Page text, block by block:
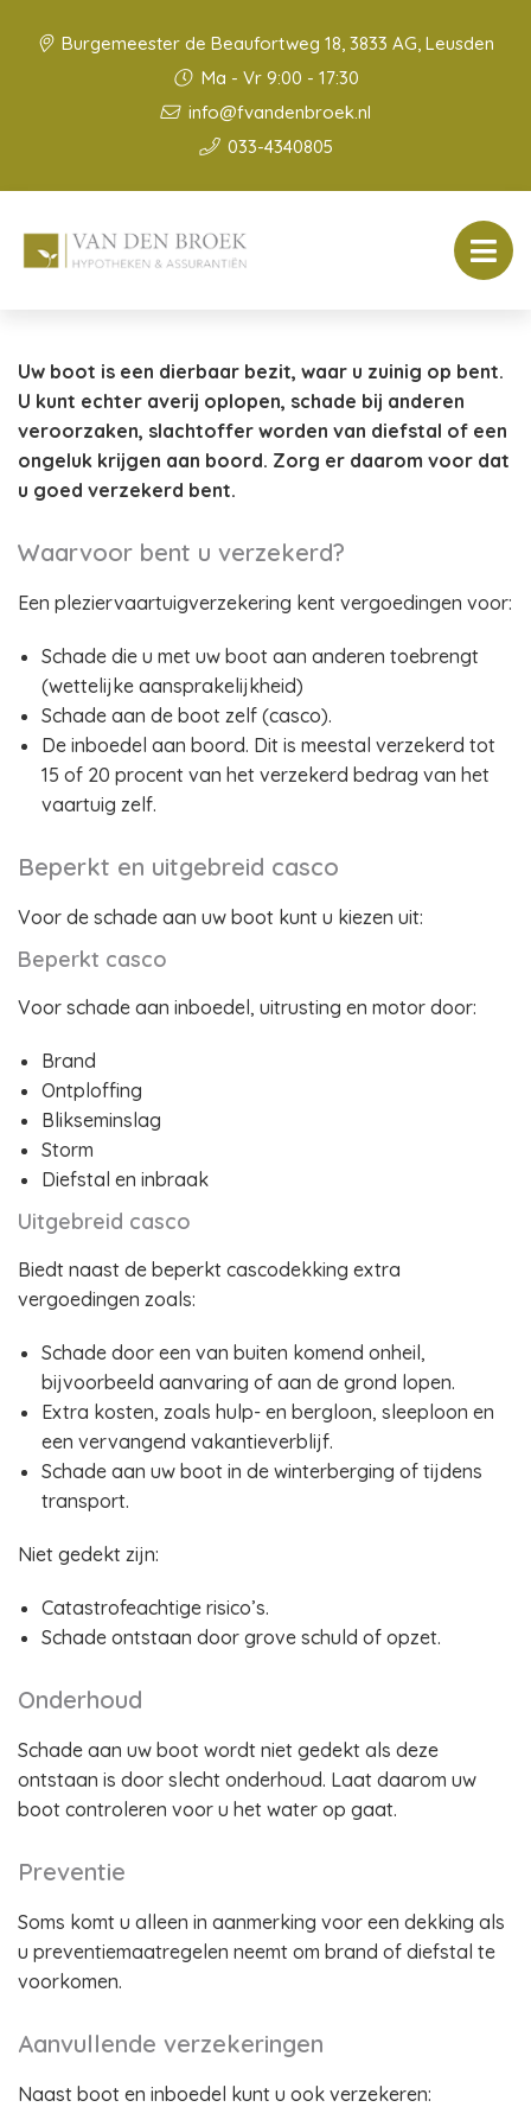
Burgemeester de Beaufortweg 18, 3833 AG, Leusden
Ma - Vr 9:00 - 17:30
info@fvandenbroek.nl
033-4340805
Uw boot is een dierbaar bezit, waar u zuinig op bent.
U kunt echter averij oplopen, schade bij anderen
veroorzaken, slachtoffer worden van diefstal of een
ongeluk krijgen aan boord. Zorg er daarom voor dat
u goed verzekerd bent.
Waarvoor bent u verzekerd?
Een pleziervaartuigverzekering kent vergoedingen voor:
Schade die u met uw boot aan anderen toebrengt
(wettelijke aansprakelijkheid)
Schade aan de boot zelf (casco).
De inboedel aan boord. Dit is meestal verzekerd tot
15 of 20 procent van het verzekerd bedrag van het
vaartuig zelf.
Beperkt en uitgebreid casco
Voor de schade aan uw boot kunt u kiezen uit:
Beperkt casco
Voor schade aan inboedel, uitrusting en motor door:
Brand
Ontploffing
Blikseminslag
Storm
Diefstal en inbraak
Uitgebreid casco
Biedt naast de beperkt cascodekking extra
vergoedingen zoals:
Schade door een van buiten komend onheil,
bijvoorbeeld aanvaring of aan de grond lopen.
Extra kosten, zoals hulp- en bergloon, sleeploon en
een vervangend vakantieverblijf.
Schade aan uw boot in de winterberging of tijdens
transport.
Niet gedekt zijn:
Catastrofeachtige risico’s.
Schade ontstaan door grove schuld of opzet.
Onderhoud
Schade aan uw boot wordt niet gedekt als deze
ontstaan is door slecht onderhoud. Laat daarom uw
boot controleren voor u het water op gaat.
Preventie
Soms komt u alleen in aanmerking voor een dekking als
u preventiemaatregelen neemt om brand of diefstal te
voorkomen.
Aanvullende verzekeringen
Naast boot en inboedel kunt u ook verzekeren: